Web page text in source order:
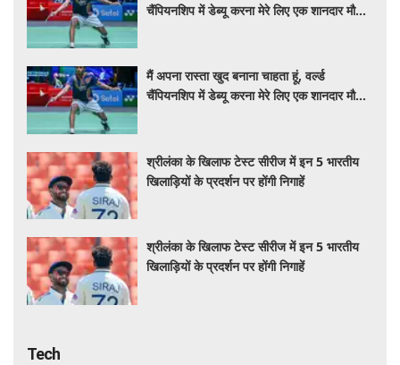
चैंपियनशिप में डेब्यू करना मेरे लिए एक शानदार मौका:
मैं अपना रास्ता खुद बनाना चाहता हूं, वर्ल्ड
चैंपियनशिप में डेब्यू करना मेरे लिए एक शानदार मौका:
श्रीलंका के खिलाफ टेस्ट सीरीज में इन 5 भारतीय
खिलाड़ियों के प्रदर्शन पर होंगी निगाहें
श्रीलंका के खिलाफ टेस्ट सीरीज में इन 5 भारतीय
खिलाड़ियों के प्रदर्शन पर होंगी निगाहें
Tech